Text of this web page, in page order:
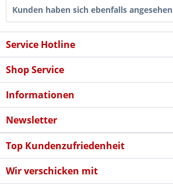
Kunden haben sich ebenfalls angesehen
Service Hotline
Shop Service
Informationen
Newsletter
Top Kundenzufriedenheit
Wir verschicken mit